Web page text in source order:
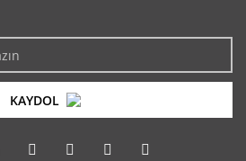
KAYDOL